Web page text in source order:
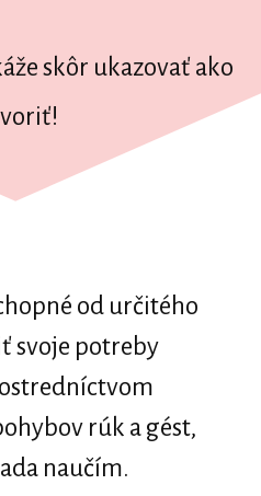
skôr ukazovať ako
od určitého
svoje potreby
rúk a gést,
naučím.